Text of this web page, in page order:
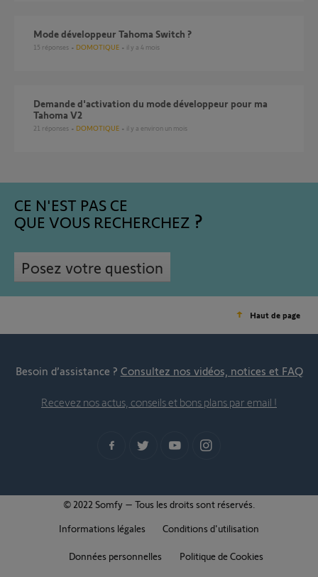
Mode développeur Tahoma Switch ?
15 réponses DOMOTIQUE il y a 4 mois
Demande d'activation du mode développeur pour ma
Tahoma V2
21 réponses DOMOTIQUE il y a environ un mois
CE N'EST PAS CE
QUE VOUS RECHERCHEZ
Posez votre question
Haut de page
Besoin d’assistance ? Consultez nos vidéos, notices et FAQ
Recevez nos actus, conseils et bons plans par email !
© 2022 Somfy – Tous les droits sont réservés.
Informations légales
Conditions d'utilisation
Données personnelles Politique de Cookies